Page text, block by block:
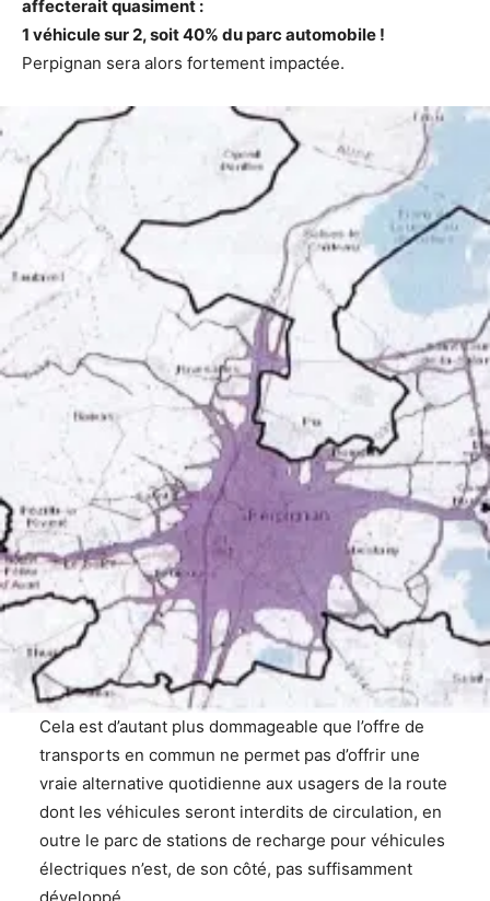
affecterait quasiment :
1 véhicule sur 2, soit 40% du parc automobile !
Perpignan sera alors fortement impactée.
Cela est d’autant plus dommageable que l’offre de
transports en commun ne permet pas d’offrir une
vraie alternative quotidienne aux usagers de la route
dont les véhicules seront interdits de circulation, en
outre le parc de stations de recharge pour véhicules
électriques n’est, de son côté, pas suffisamment